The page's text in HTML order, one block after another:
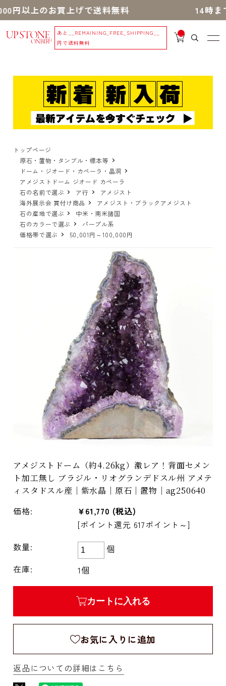
のお買上げで送料無料 14時までの
あと
__REMAINING_FREE_SHIPPING__
円で送料無料
__
IT
_
トップページ
原石・置物・タンブル・標本等
ドーム・ジオード・カペーラ・晶洞
アメジストドーム ジオード カペーラ
石の名前で選ぶ
ア行
アメジスト
海外展示会 買付け商品
アメジスト・ブラックアメジスト
石の産地で選ぶ
中米・南米諸国
石のカラーで選ぶ
パープル系
価格帯で選ぶ
50,001円～100,000円
アメジストドーム（約4.26kg）激レア！背面セメン
ト加工無し ブラジル・リオグランデドスル州 アメテ
ィスタドスル産｜紫水晶｜原石｜置物｜ag250640
価格: ¥61,770 (税込)
[ポイント還元 617ポイント～]
数量:
個
在庫:
1個
カートに入れる
お気に入りに追加
返品についての詳細はこちら